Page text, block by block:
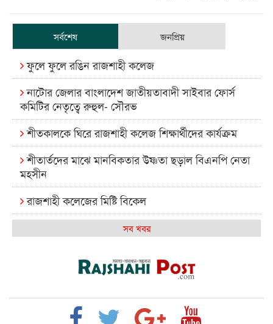
সর্বশেষ জনপ্রিয়
ফুলে ফুলে রঙিন রাজশাহী কলেজ
নাটোর জেলার বাংলাদেশ জাতীয়তাবাদী সাইবার ফোর্স
কমিটির নেতৃত্বে রুহুল- সৌরভ
শীতকালকে ঘিরে রাজশাহী কলেজ শিক্ষার্থীদের কার্যক্রম
শীতার্তদের মাঝে মানবিকতার উষ্ণতা ছড়াল বিএনপি নেতা
মহসীন
রাজশাহী কলেজের মিষ্টি বিকেল
কেমন আছে আমাদের দেশের মধ্যবিত্তরা
রাজশাইন একাডেমির ফল প্রকাশ ও পুরস্কার বিতরণ
রাজশাহী কলেজের শিক্ষার্থী শাখাওয়াত পেলেন স্টার
সব খবর